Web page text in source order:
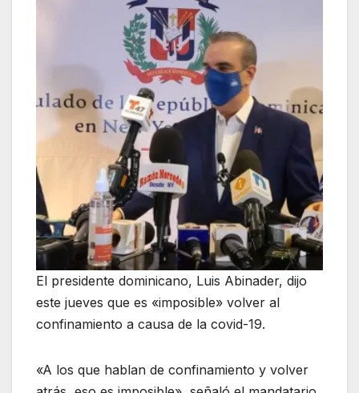
El presidente dominicano, Luis Abinader, dijo
este jueves que es «imposible» volver al
confinamiento a causa de la covid-19.
«A los que hablan de confinamiento y volver